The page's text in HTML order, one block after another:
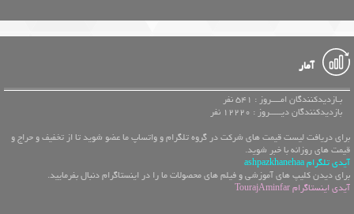
آمار
بـازدیدکنندگان امــــروز : 541 نفر
بازدیدکنندگان دیـــــروز : 12220 نفر
برای دریافت لیست قیمت های شرکت در گروه تلگرام و واتساپ ما عضو شوید تا از تخفیف و حراج و
قیمت های روزانه با خبر شوید.
آیدی تلگرام ashpazkhanehaa
برای دیدن کلیپ های آموزشی و فیلم های محصولات ما را در اینستاگرام دنبال بفرمایید.
آیدی اینستاگرام TourajAminfar